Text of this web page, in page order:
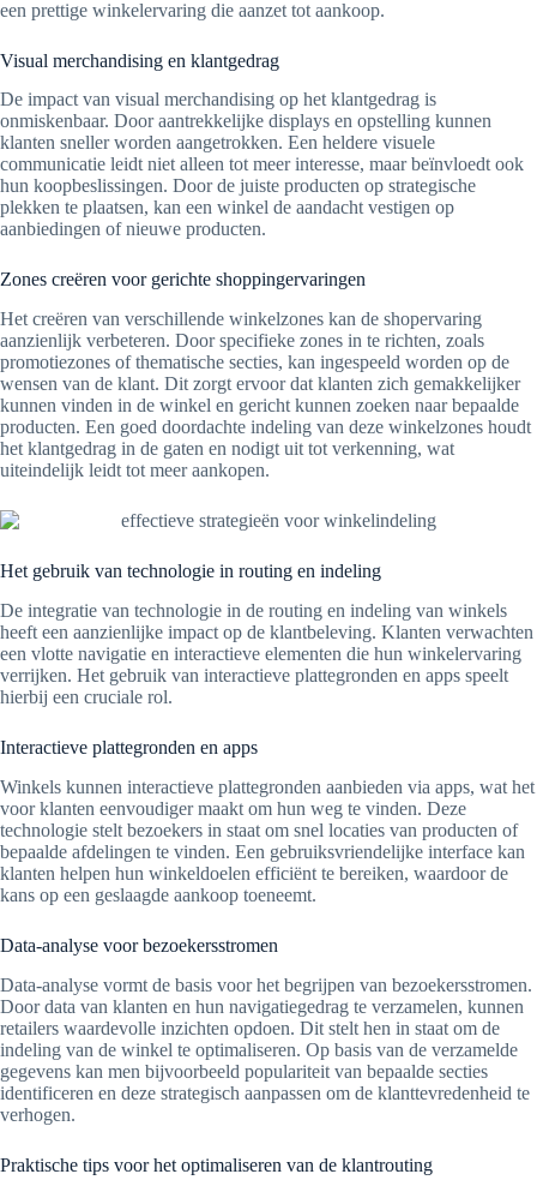
een prettige winkelervaring die aanzet tot aankoop.
Visual merchandising en klantgedrag
De impact van visual merchandising op het klantgedrag is
onmiskenbaar. Door aantrekkelijke displays en opstelling kunnen
klanten sneller worden aangetrokken. Een heldere visuele
communicatie leidt niet alleen tot meer interesse, maar beïnvloedt ook
hun koopbeslissingen. Door de juiste producten op strategische
plekken te plaatsen, kan een winkel de aandacht vestigen op
aanbiedingen of nieuwe producten.
Zones creëren voor gerichte shoppingervaringen
Het creëren van verschillende winkelzones kan de shopervaring
aanzienlijk verbeteren. Door specifieke zones in te richten, zoals
promotiezones of thematische secties, kan ingespeeld worden op de
wensen van de klant. Dit zorgt ervoor dat klanten zich gemakkelijker
kunnen vinden in de winkel en gericht kunnen zoeken naar bepaalde
producten. Een goed doordachte indeling van deze winkelzones houdt
het klantgedrag in de gaten en nodigt uit tot verkenning, wat
uiteindelijk leidt tot meer aankopen.
Het gebruik van technologie in routing en indeling
De integratie van technologie in de routing en indeling van winkels
heeft een aanzienlijke impact op de klantbeleving. Klanten verwachten
een vlotte navigatie en interactieve elementen die hun winkelervaring
verrijken. Het gebruik van interactieve plattegronden en apps speelt
hierbij een cruciale rol.
Interactieve plattegronden en apps
Winkels kunnen interactieve plattegronden aanbieden via apps, wat het
voor klanten eenvoudiger maakt om hun weg te vinden. Deze
technologie stelt bezoekers in staat om snel locaties van producten of
bepaalde afdelingen te vinden. Een gebruiksvriendelijke interface kan
klanten helpen hun winkeldoelen efficiënt te bereiken, waardoor de
kans op een geslaagde aankoop toeneemt.
Data-analyse voor bezoekersstromen
Data-analyse vormt de basis voor het begrijpen van bezoekersstromen.
Door data van klanten en hun navigatiegedrag te verzamelen, kunnen
retailers waardevolle inzichten opdoen. Dit stelt hen in staat om de
indeling van de winkel te optimaliseren. Op basis van de verzamelde
gegevens kan men bijvoorbeeld populariteit van bepaalde secties
identificeren en deze strategisch aanpassen om de klanttevredenheid te
verhogen.
Praktische tips voor het optimaliseren van de klantrouting